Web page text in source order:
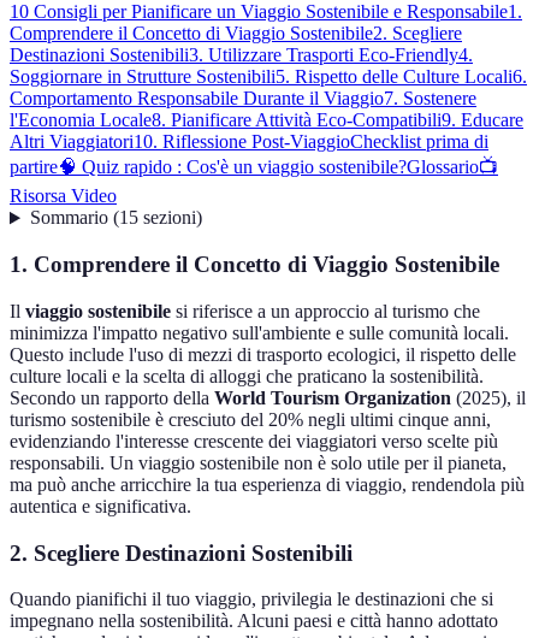
10 Consigli per Pianificare un Viaggio Sostenibile e Responsabile1.
Comprendere il Concetto di Viaggio Sostenibile2. Scegliere
Destinazioni Sostenibili3. Utilizzare Trasporti Eco-Friendly4.
Soggiornare in Strutture Sostenibili5. Rispetto delle Culture Locali6.
Comportamento Responsabile Durante il Viaggio7. Sostenere
l'Economia Locale8. Pianificare Attività Eco-Compatibili9. Educare
Altri Viaggiatori10. Riflessione Post-ViaggioChecklist prima di
partire🧠 Quiz rapido : Cos'è un viaggio sostenibile?Glossario📺
Risorsa Video
Sommario(15 sezioni)
1. Comprendere il Concetto di Viaggio Sostenibile
Il viaggio sostenibile si riferisce a un approccio al turismo che
minimizza l'impatto negativo sull'ambiente e sulle comunità locali.
Questo include l'uso di mezzi di trasporto ecologici, il rispetto delle
culture locali e la scelta di alloggi che praticano la sostenibilità.
Secondo un rapporto della World Tourism Organization (2025), il
turismo sostenibile è cresciuto del 20% negli ultimi cinque anni,
evidenziando l'interesse crescente dei viaggiatori verso scelte più
responsabili. Un viaggio sostenibile non è solo utile per il pianeta,
ma può anche arricchire la tua esperienza di viaggio, rendendola più
autentica e significativa.
2. Scegliere Destinazioni Sostenibili
Quando pianifichi il tuo viaggio, privilegia le destinazioni che si
impegnano nella sostenibilità. Alcuni paesi e città hanno adottato